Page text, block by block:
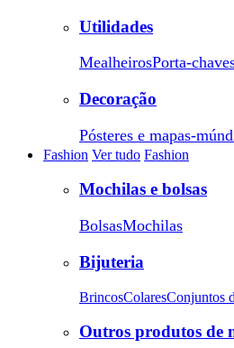
Utilidades
MealheirosPorta-
Decoração
Pósteres e mapas-
Fashion Ver tudo Fashion
Mochilas e bolsas
BolsasMochilas
Bijuteria
BrincosColaresConjuntos
Outros produtos de